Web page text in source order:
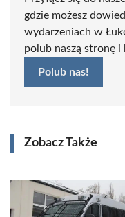
gdzie możesz
wydarzeniach w
polub naszą stronę i
Polub nas!
Zobacz Także